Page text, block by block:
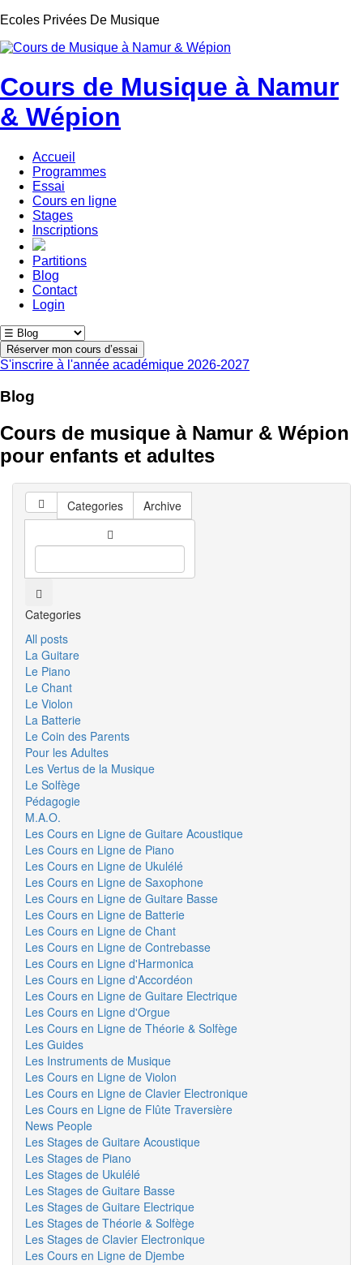
Ecoles Privées De Musique
Cours de Musique à Namur
& Wépion
Accueil
Programmes
Essai
Cours en ligne
Stages
Inscriptions
Partitions
Blog
Contact
Login
Réserver mon cours d’essai
S'inscrire à l'année académique 2026-2027
Blog
Cours de musique à Namur & Wépion
pour enfants et adultes
Categories Archive
Categories
All posts
La Guitare
Le Piano
Le Chant
Le Violon
La Batterie
Le Coin des Parents
Pour les Adultes
Les Vertus de la Musique
Le Solfège
Pédagogie
M.A.O.
Les Cours en Ligne de Guitare Acoustique
Les Cours en Ligne de Piano
Les Cours en Ligne de Ukulélé
Les Cours en Ligne de Saxophone
Les Cours en Ligne de Guitare Basse
Les Cours en Ligne de Batterie
Les Cours en Ligne de Chant
Les Cours en Ligne de Contrebasse
Les Cours en Ligne d'Harmonica
Les Cours en Ligne d'Accordéon
Les Cours en Ligne de Guitare Electrique
Les Cours en Ligne d'Orgue
Les Cours en Ligne de Théorie & Solfège
Les Guides
Les Instruments de Musique
Les Cours en Ligne de Violon
Les Cours en Ligne de Clavier Electronique
Les Cours en Ligne de Flûte Traversière
News People
Les Stages de Guitare Acoustique
Les Stages de Piano
Les Stages de Ukulélé
Les Stages de Guitare Basse
Les Stages de Guitare Electrique
Les Stages de Théorie & Solfège
Les Stages de Clavier Electronique
Les Cours en Ligne de Djembe